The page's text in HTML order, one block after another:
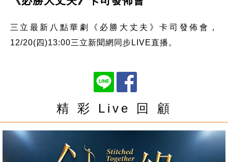
三立最新八點華劇《必勝大丈夫》卡司發佈會，
12/20(四)13:00三立新聞網同步LIVE直播。
精 彩 Live 回 顧